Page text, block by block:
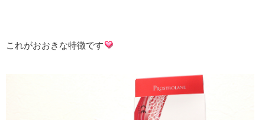
これがおおきな特徴です